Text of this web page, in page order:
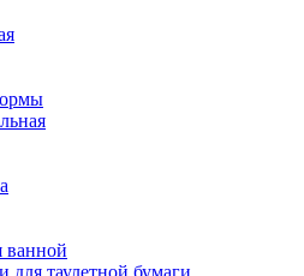
ванной
для таулетной бумаги